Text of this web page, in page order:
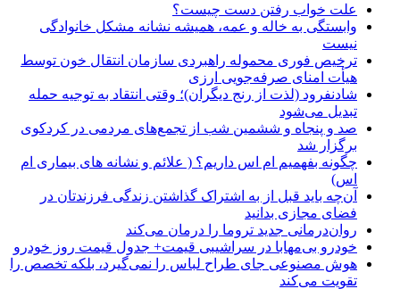
علت خواب رفتن دست چیست؟
وابستگی به خاله و عمه، همیشه نشانه مشکل خانوادگی
نیست
ترخیص فوری محموله راهبردی سازمان انتقال خون توسط
هیأت امنای صرفه‌جویی ارزی
شادنفرود (لذت از رنج دیگران)؛ وقتی انتقاد به توجیه حمله
تبدیل می‌شود
صد و پنجاه‌ و ششمین شب از تجمع‌های مردمی در کردکوی
برگزار شد
چگونه بفهمیم ام اس داریم؟ ( علائم و نشانه های بیماری ام
اس)
آن‌چه باید قبل از به اشتراک گذاشتن زندگی فرزندتان در
فضای مجازی بدانید
روان‌درمانی جدید تروما را درمان می‌کند
خودرو بی‌مهابا در سراشیبی قیمت+ جدول قیمت روز خودرو
هوش مصنوعی جای طراح لباس را نمی‌گیرد، بلکه تخصص را
تقویت می‌کند